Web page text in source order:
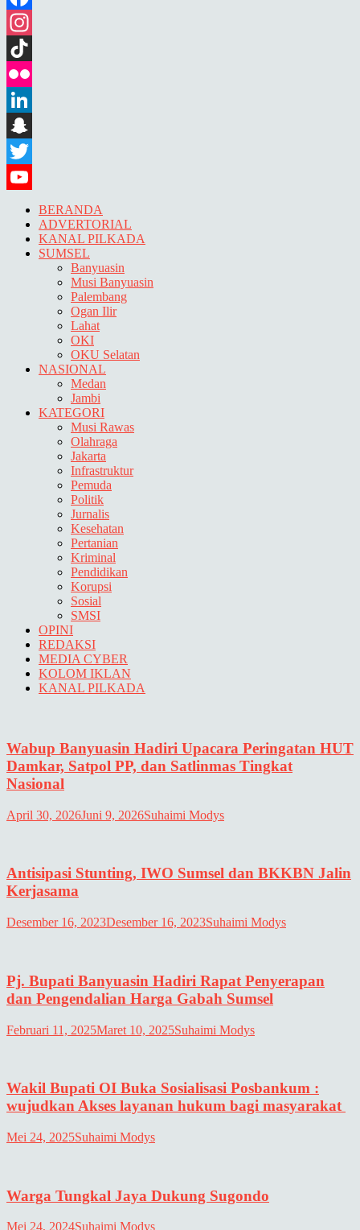
Facebook
Instagram
TikTok
Flickr
LinkedIn
Snapchat
Twitter
YouTube
BERANDA
ADVERTORIAL
KANAL PILKADA
SUMSEL
Banyuasin
Musi Banyuasin
Palembang
Ogan Ilir
Lahat
OKI
OKU Selatan
NASIONAL
Medan
Jambi
KATEGORI
Musi Rawas
Olahraga
Jakarta
Infrastruktur
Pemuda
Politik
Jurnalis
Kesehatan
Pertanian
Kriminal
Pendidikan
Korupsi
Sosial
SMSI
OPINI
REDAKSI
MEDIA CYBER
KOLOM IKLAN
KANAL PILKADA
Wabup Banyuasin Hadiri Upacara Peringatan HUT
Damkar, Satpol PP, dan Satlinmas Tingkat
Nasional
April 30, 2026Juni 9, 2026Suhaimi Modys
Antisipasi Stunting, IWO Sumsel dan BKKBN Jalin
Kerjasama
Desember 16, 2023Desember 16, 2023Suhaimi Modys
Pj. Bupati Banyuasin Hadiri Rapat Penyerapan
dan Pengendalian Harga Gabah Sumsel
Februari 11, 2025Maret 10, 2025Suhaimi Modys
Wakil Bupati OI Buka Sosialisasi Posbankum :
wujudkan Akses layanan hukum bagi masyarakat
Mei 24, 2025Suhaimi Modys
Warga Tungkal Jaya Dukung Sugondo
Mei 24, 2024Suhaimi Modys